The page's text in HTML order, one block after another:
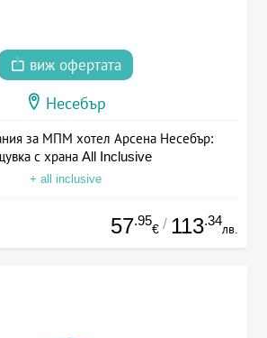
виж офертата
Несебър
за МПМ хотел Арсена Несебър:
с храна All Inclusive
+ all inclusive
57.95
€ / 113.34
лв.